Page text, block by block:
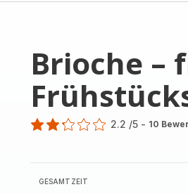
Brioche –
2.2 /5 - 10
GESAMTZEIT